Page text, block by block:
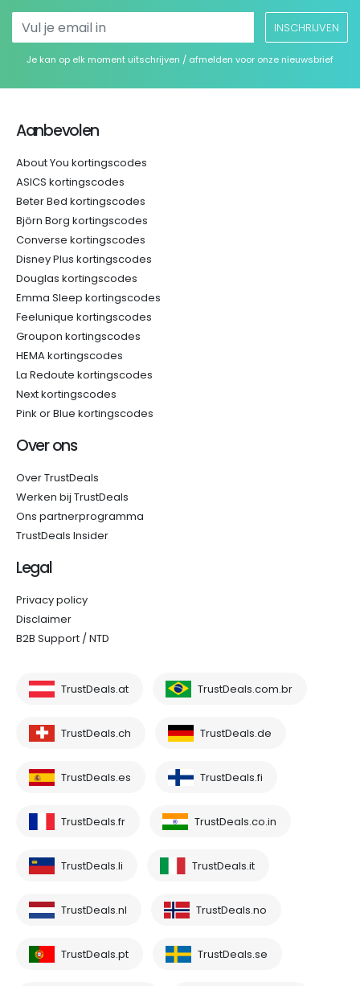
INSCHRIJVEN
Je kan op elk moment uitschrijven / afmelden voor onze nieuwsbrief
Aanbevolen
About You kortingscodes
ASICS kortingscodes
Beter Bed kortingscodes
Björn Borg kortingscodes
Converse kortingscodes
Disney Plus kortingscodes
Douglas kortingscodes
Emma Sleep kortingscodes
Feelunique kortingscodes
Groupon kortingscodes
HEMA kortingscodes
La Redoute kortingscodes
Next kortingscodes
Pink or Blue kortingscodes
Over ons
Over TrustDeals
Werken bij TrustDeals
Ons partnerprogramma
TrustDeals Insider
Legal
Privacy policy
Disclaimer
B2B Support / NTD
TrustDeals.at TrustDeals.com.br
TrustDeals.ch TrustDeals.de
TrustDeals.es TrustDeals.fi
TrustDeals.fr TrustDeals.co.in
TrustDeals.li TrustDeals.it
TrustDeals.nl TrustDeals.no
TrustDeals.pt TrustDeals.se